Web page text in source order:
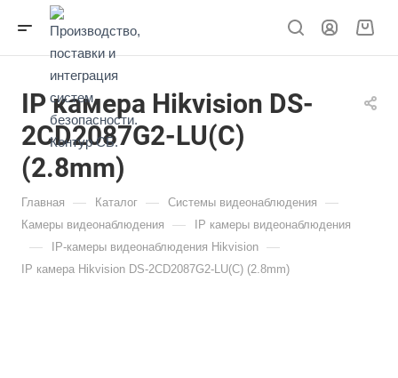
IP камера Hikvision DS-
2CD2087G2-LU(C)
(2.8mm)
Главная — Каталог — Системы видеонаблюдения —
Камеры видеонаблюдения — IP камеры видеонаблюдения
— IP-камеры видеонаблюдения Hikvision —
IP камера Hikvision DS-2CD2087G2-LU(C) (2.8mm)